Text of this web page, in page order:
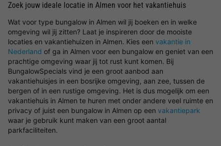
Zoek jouw ideale locatie in Almen voor het vakantiehuis
Wat voor type bungalow in Almen wil jij boeken en in welke
omgeving wil jij zitten? Laat je inspireren door de mooiste
locaties en vakantiehuizen in Almen. Kies een vakantie in
Nederland of ga in Almen voor een bungalow en geniet van een
prachtige omgeving waar jij tot rust kunt komen. Bij
BungalowSpecials vind je een groot aanbod aan
vakantiehuisjes in een bosrijke omgeving, aan zee, tussen de
bergen of in een rustige omgeving. Het is dus mogelijk om een
vakantiehuis in Almen te huren met onder andere veel ruimte en
privacy of juist een bungalow in Almen op een vakantiepark
waar je gebruik kunt maken van een groot aantal
parkfaciliteiten.